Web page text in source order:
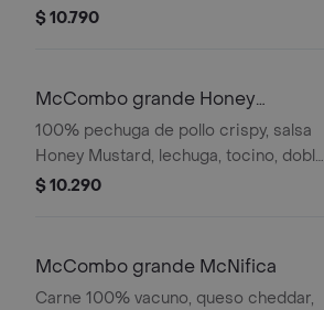
$ 10.790
McCombo grande Honey
Mustard
100% pechuga de pollo crispy, salsa
Honey Mustard, lechuga, tocino, doble
queso cheddar y cebolla grillada en
$ 10.290
McCombo grande McNifica
Carne 100% vacuno, queso cheddar,